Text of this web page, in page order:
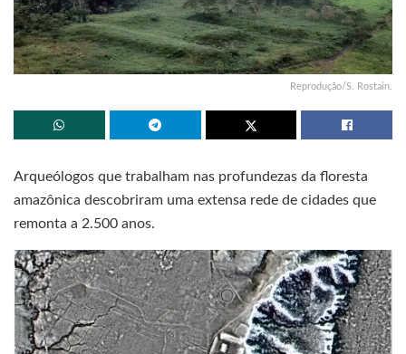
Reprodução/S. Rostain.
Arqueólogos que trabalham nas profundezas da floresta
amazônica descobriram uma extensa rede de cidades que
remonta a 2.500 anos.